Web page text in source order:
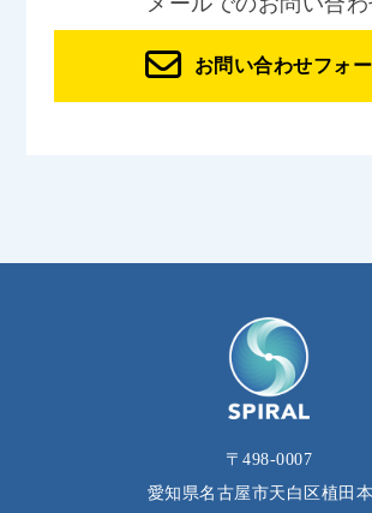
お問い合わせフォ
〒498-0007
愛知県名古屋市天白区植田本